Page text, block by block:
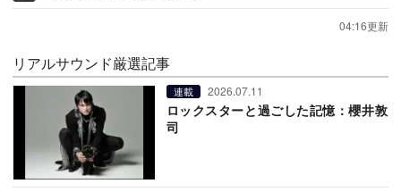
04:16更新
リアルサウンド厳選記事
連載 2026.07.11
ロックスターと過ごした記憶：櫻井敦
司